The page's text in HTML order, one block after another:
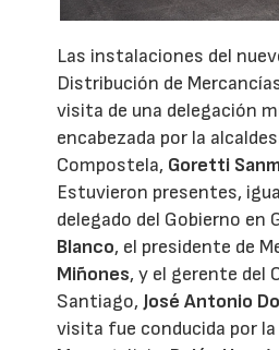
Las instalaciones del
Distribución de
visita de una delegación
encabezada por la
Compostela, Goretti
Estuvieron presentes,
delegado del Gobierno en
Blanco, el presidente de
Miñones, y el gerente del
Santiago,José Antonio
visita fue conducida por